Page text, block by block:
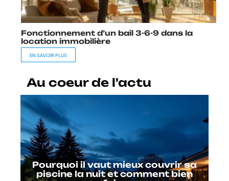
Fonctionnement d’un bail 3-6-9 dans la
location immobilière
EN SAVOIR PLUS
Au coeur de l'actu
Pourquoi il vaut mieux couvrir sa
piscine la nuit et comment bien